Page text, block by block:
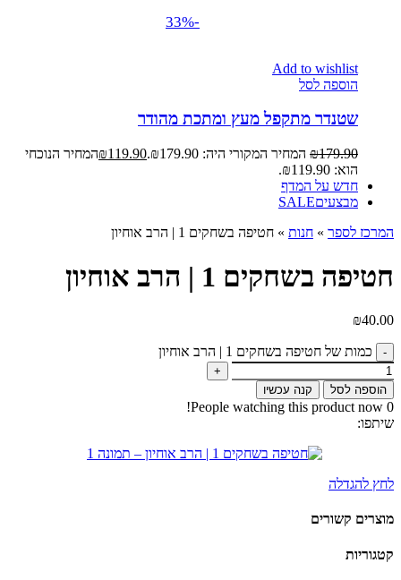
-33%
Add to wishlist
הוספה לסל
שטנדר מתקפל מעץ ומתכת מהודר
₪179.90 המחיר המקורי היה: ₪179.90. ₪119.90
המחיר הנוכחי
הוא: ₪119.90.
חדש על המדף
מבצעיםSALE
המרכז לספר » חנות » חטיפה בשחקים 1 | הרב אוחיון
חטיפה בשחקים 1 | הרב אוחיון
₪40.00
כמות של חטיפה בשחקים 1 | הרב אוחיון
הוספה לסל קנה עכשיו
0
People watching this product now!
שיתפו:
לחץ להגדלה
מוצרים קשורים
קטגוריות